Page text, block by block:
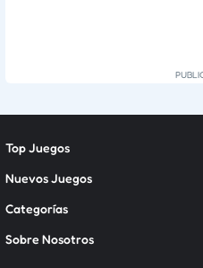
Top Juegos
Nuevos Juegos
Categorías
Sobre Nosotros